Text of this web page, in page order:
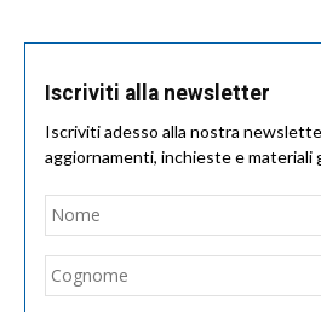
Iscriviti alla newsletter
Iscriviti adesso alla nostra
aggiornamenti, inchieste e materiali
Nome